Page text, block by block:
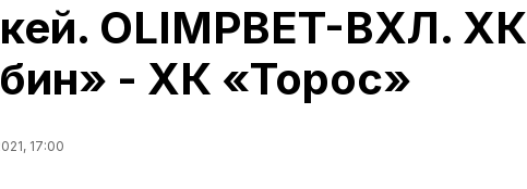
OLIMPBET-ВХЛ. ХК
- ХК «Торос»
17:00